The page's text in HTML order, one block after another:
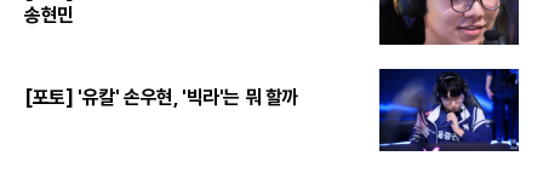
송현민
[포토] '유칼' 손우현, '빅라'는 뭐 할까